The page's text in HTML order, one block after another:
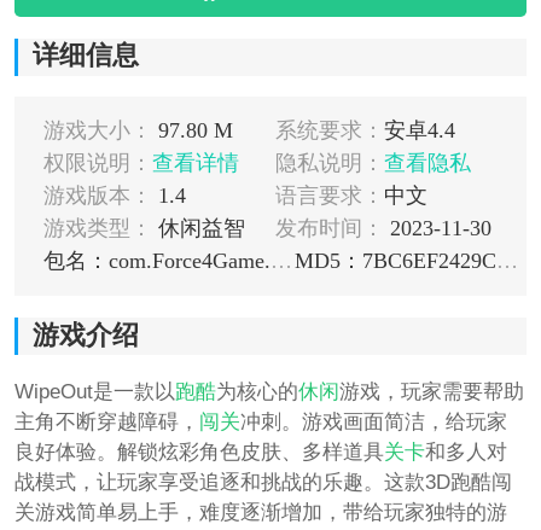
详细信息
游戏大小： 97.80 M 系统要求： 安卓4.4
权限说明： 查看详情 隐私说明： 查看隐私
游戏版本：
1.4 语言要求： 中文
游戏类型：
休闲益智 发布时间：
2023-11-30
包名：com.Force4Game.WipeOut
MD5：7BC6EF2429C1E997A99E611C814FA98D
游戏介绍
WipeOut是一款以跑酷为核心的休闲游戏，玩家需要帮助
主角不断穿越障碍， 闯关冲刺。游戏画面简洁，给玩家
良好体验。解锁炫彩角色皮肤、多样道具关卡和多人对
战模式，让玩家享受追逐和挑战的乐趣。这款3D跑酷闯
关游戏简单易上手，难度逐渐增加，带给玩家独特的游